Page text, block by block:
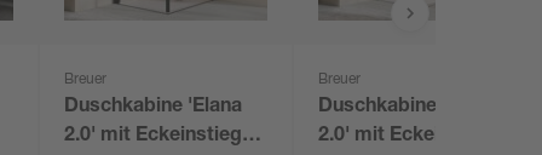
Breuer
Duschkabine 'Elana
2.0' mit Eckeinstieg
Breuer
Duschkabine 'Elana
2.0' mit Eckeinstieg